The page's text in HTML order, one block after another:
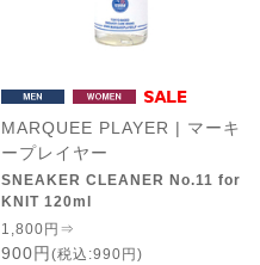
MARQUEE PLAYER | マーキ
ープレイヤー
SNEAKER CLEANER No.11 for
KNIT 120ml
1,800円⇒
900円 (税込:990円)